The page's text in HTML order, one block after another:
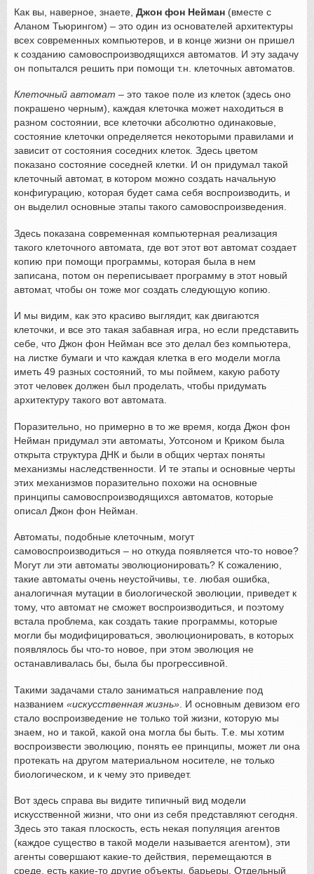
Как вы, наверное, знаете, Джон фон Нейман(вместе с
Аланом Тьюрингом) – это один из основателей архитектуры
всех современных компьютеров, и в конце жизни он пришел
к созданию самовоспроизводящихся автоматов. И эту задачу
он попытался решить при помощи т.н. клеточных автоматов.
Клеточный автомат – это такое поле из клеток (здесь оно
покрашено черным), каждая клеточка может находиться в
разном состоянии, все клеточки абсолютно одинаковые,
состояние клеточки определяется некоторыми правилами и
зависит от состояния соседних клеток. Здесь цветом
показано состояние соседней клетки. И он придумал такой
клеточный автомат, в котором можно создать начальную
конфигурацию, которая будет сама себя воспроизводить, и
он выделил основные этапы такого самовоспроизведения.
Здесь показана современная компьютерная реализация
такого клеточного автомата, где вот этот вот автомат создает
копию при помощи программы, которая была в нем
записана, потом он переписывает программу в этот новый
автомат, чтобы он тоже мог создать следующую копию.
И мы видим, как это красиво выглядит, как двигаются
клеточки, и все это такая забавная игра, но если представить
себе, что Джон фон Нейман все это делал без компьютера,
на листке бумаги и что каждая клетка в его модели могла
иметь 49 разных состояний, то мы поймем, какую работу
этот человек должен был проделать, чтобы придумать
архитектуру такого вот автомата.
Поразительно, но примерно в то же время, когда Джон фон
Нейман придумал эти автоматы, Уотсоном и Криком была
открыта структура ДНК и были в общих чертах поняты
механизмы наследственности. И те этапы и основные черты
этих механизмов поразительно похожи на основные
принципы самовоспроизводящихся автоматов, которые
описал Джон фон Нейман.
Автоматы, подобные клеточным, могут
самовоспроизводиться – но откуда появляется что-то новое?
Могут ли эти автоматы эволюционировать? К сожалению,
такие автоматы очень неустойчивы, т.е. любая ошибка,
аналогичная мутации в биологической эволюции, приведет к
тому, что автомат не сможет воспроизводиться, и поэтому
встала проблема, как создать такие программы, которые
могли бы модифицироваться, эволюционировать, в которых
появлялось бы что-то новое, при этом эволюция не
останавливалась бы, была бы прогрессивной.
Такими задачами стало заниматься направление под
названием «искусственная жизнь». И основным девизом его
стало воспроизведение не только той жизни, которую мы
знаем, но и такой, какой она могла бы быть. Т.е. мы хотим
воспроизвести эволюцию, понять ее принципы, может ли она
протекать на другом материальном носителе, не только
биологическом, и к чему это приведет.
Вот здесь справа вы видите типичный вид модели
искусственной жизни, что они из себя представляют сегодня.
Здесь это такая плоскость, есть некая популяция агентов
(каждое существо в такой модели называется агентом), эти
агенты совершают какие-то действия, перемещаются в
среде, есть какие-то другие объекты, барьеры. Отдельный